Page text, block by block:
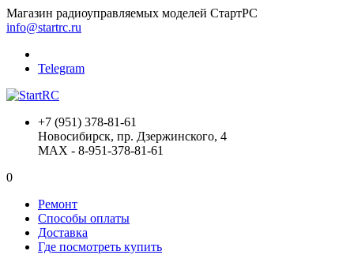
Магазин радиоуправляемых моделей СтартРС
info@startrc.ru
Telegram
+7 (951) 378-81-61
Новосибирск, пр. Дзержинского, 4
MAX - 8-951-378-81-61
0
Ремонт
Способы оплаты
Доставка
Где посмотреть купить